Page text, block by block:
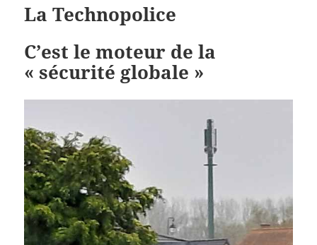
La Technopolice
C’est le moteur de la
« sécurité globale »